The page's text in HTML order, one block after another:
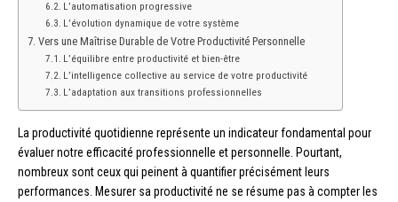
L’automatisation progressive
L’évolution dynamique de votre système
Vers une Maîtrise Durable de Votre Productivité Personnelle
L’équilibre entre productivité et bien-être
L’intelligence collective au service de votre productivité
L’adaptation aux transitions professionnelles
La productivité quotidienne représente un indicateur fondamental pour
évaluer notre efficacité professionnelle et personnelle. Pourtant,
nombreux sont ceux qui peinent à quantifier précisément leurs
performances. Mesurer sa productivité ne se résume pas à compter les